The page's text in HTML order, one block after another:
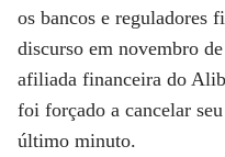
os bancos e reguladores
discurso em novembro
afiliada financeira do
foi forçado a cancelar
último minuto.